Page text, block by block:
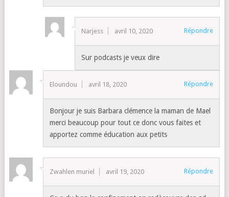
Narjess avril 10, 2020 Répondre
Sur podcasts je veux dire
Eloundou avril 18, 2020 Répondre
Bonjour je suis Barbara clémence la maman de Mael
merci beaucoup pour tout ce donc vous faites et
apportez comme éducation aux petits
Zwahlen muriel avril 19, 2020 Répondre